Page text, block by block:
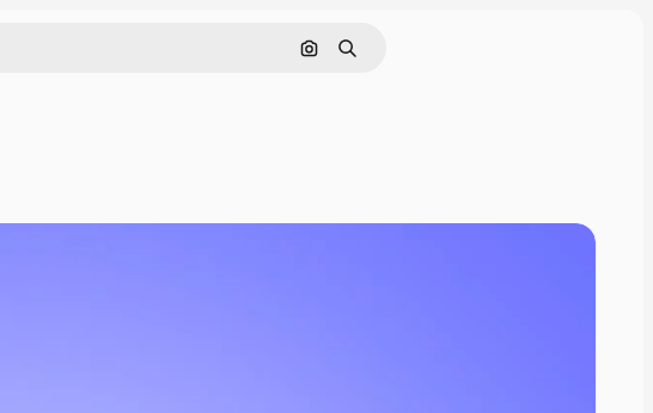
Поиск по изображению
Поиск